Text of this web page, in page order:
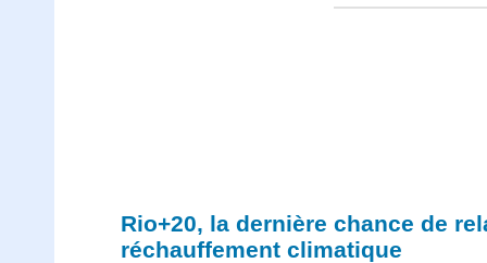
Rio+20, la dernière chance de
réchauffement climatique